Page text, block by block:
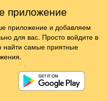
приложение
приложение и добавляем
для вас. Просто войдите в
найти самые приятные